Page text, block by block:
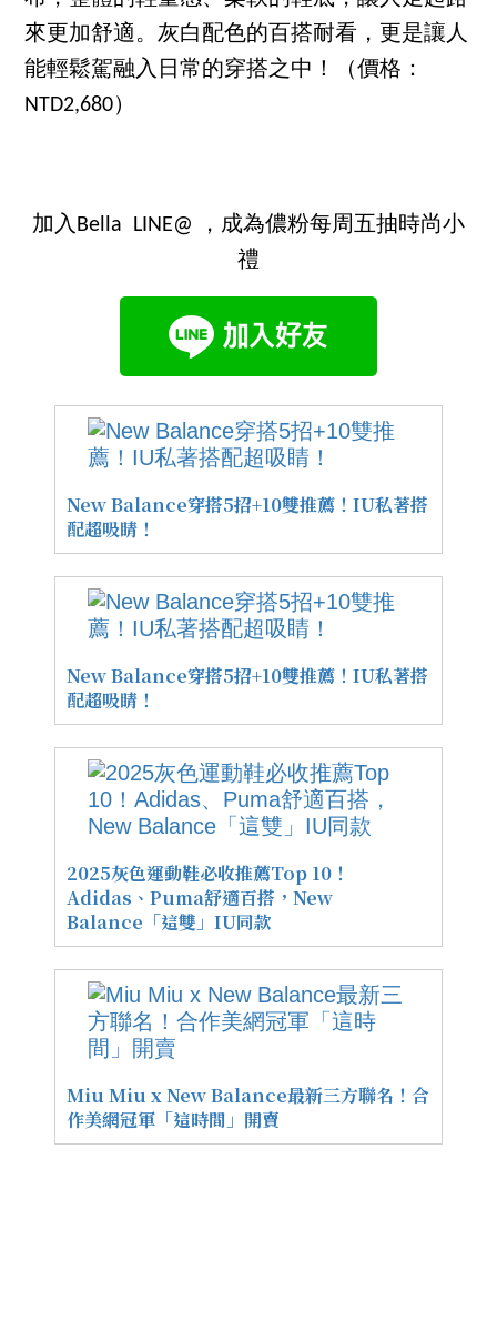
來更加舒適。灰白配色的百搭耐看，更是讓人
能輕鬆駕融入日常的穿搭之中！（價格：
NTD2,680）
加入Bella LINE@ ，成為儂粉每周五抽時尚小
禮
New Balance穿搭5招+10雙推薦！IU私著搭
配超吸睛！
New Balance穿搭5招+10雙推薦！IU私著搭
配超吸睛！
2025灰色運動鞋必收推薦Top 10！
Adidas、Puma舒適百搭，New
Balance「這雙」IU同款
Miu Miu x New Balance最新三方聯名！合
作美網冠軍「這時間」開賣